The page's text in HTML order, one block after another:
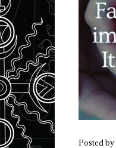
Posted by